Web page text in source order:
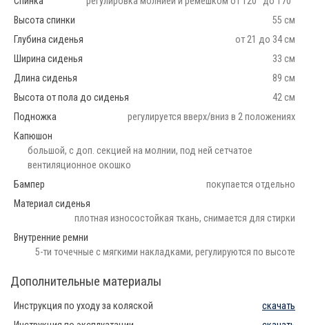
Высота спинки
55 см
Глубина сиденья
от 21 до 34 см
Ширина сиденья
33 см
Длина сиденья
89 см
Высота от пола до сиденья
42 см
Подножка
регулируется вверх/вниз в 2 положениях
Капюшон
большой, с доп. секцией на молнии, под ней сетчатое
вентиляционное окошко
Бампер
покупается отдельно
Материал сиденья
плотная износостойкая ткань, снимается для стирки
Внутренние ремни
5-ти точечные с мягкими накладками, регулируются по высоте
Дополнительные материалы
Инструкция по уходу за коляской
скачать